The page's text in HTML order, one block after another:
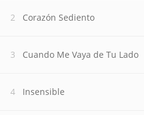
Corazón Sediento
Cuando Me Vaya de Tu Lado
Insensible